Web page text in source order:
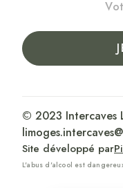
© 2023 Intercaves
Site développé par
L'abus d'alcool est